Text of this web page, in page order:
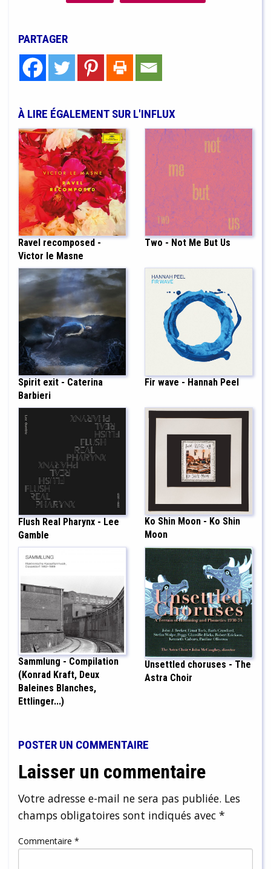
PARTAGER
À LIRE ÉGALEMENT SUR L'INFLUX
Ravel recomposed -
Victor le Masne
Two - Not Me But Us
Spirit exit - Caterina
Barbieri
Fir wave - Hannah Peel
Flush Real Pharynx - Lee
Gamble
Ko Shin Moon - Ko Shin
Moon
Sammlung - Compilation
(Konrad Kraft, Deux
Baleines Blanches,
Ettlinger...)
Unsettled choruses - The
Astra Choir
POSTER UN COMMENTAIRE
Laisser un commentaire
Votre adresse e-mail ne sera pas publiée. Les
champs obligatoires sont indiqués avec *
Commentaire *